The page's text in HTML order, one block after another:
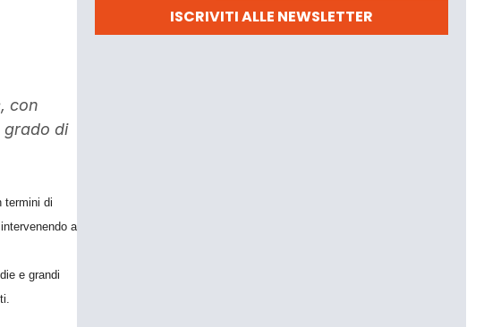
con
grado di
termini di
a
e grandi
ISCRIVITI ALLE NEWSLETTER